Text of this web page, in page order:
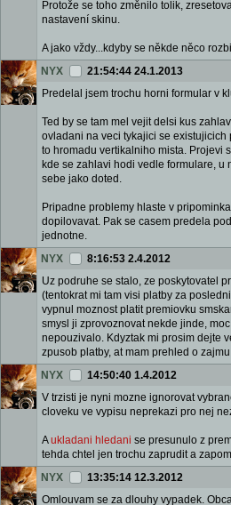
Protože se toho změnilo tolik,
nastavení skinu.
A jako vždy...kdyby se někde něco
NYX
21:54:44 24.1.2013
Predelal jsem trochu horni formular v
Ted by se tam mel vejit delsi kus
ovladani na veci tykajici se
to hromadu vertikalniho mista. Projevi
kde se zahlavi hodi vedle formulare, u
sebe jako doted.
Pripadne problemy hlaste v
dopilovavat. Pak se casem predela
jednotne.
NYX
8:16:53 2.4.2012
Uz podruhe se stalo, ze poskytovatel
(tentokrat mi tam visi platby za
vypnul moznost platit premiovku
smysl ji zprovoznovat nekde jinde,
nepouzivalo. Kdyztak mi prosim dejte
zpusob platby, at mam prehled o
NYX
14:50:40 1.4.2012
V trzisti je nyni mozne ignorovat
cloveku ve vypisu neprekazi pro nej
Aukladani hledani se presunulo z
tehda chtel jen trochu zaprudit a
NYX
13:35:14 12.3.2012
Omlouvam se za dlouhy vypadek.